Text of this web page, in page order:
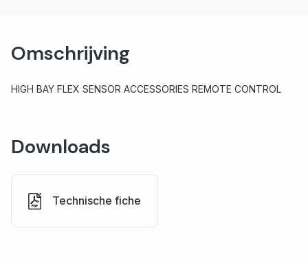
Omschrijving
HIGH BAY FLEX SENSOR ACCESSORIES REMOTE CONTROL
Downloads
Technische fiche